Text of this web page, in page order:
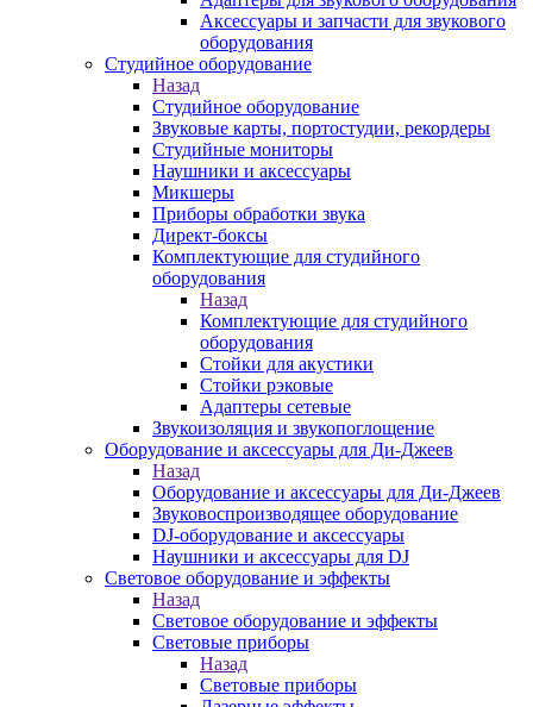
Аксессуары и запчасти для звукового
оборудования
Студийное оборудование
Назад
Студийное оборудование
Звуковые карты, портостудии, рекордеры
Студийные мониторы
Наушники и аксессуары
Микшеры
Приборы обработки звука
Директ-боксы
Комплектующие для студийного
оборудования
Назад
Комплектующие для студийного
оборудования
Стойки для акустики
Стойки рэковые
Адаптеры сетевые
Звукоизоляция и звукопоглощение
Оборудование и аксессуары для Ди-Джеев
Назад
Оборудование и аксессуары для Ди-Джеев
Звуковоспроизводящее оборудование
DJ-оборудование и аксессуары
Наушники и аксессуары для DJ
Световое оборудование и эффекты
Назад
Световое оборудование и эффекты
Световые приборы
Назад
Световые приборы